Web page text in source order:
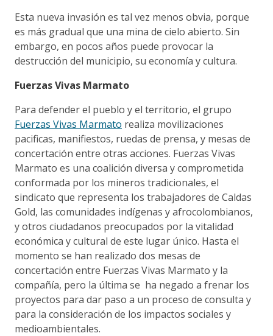
Esta nueva invasión es tal vez menos obvia, porque
es más gradual que una mina de cielo abierto. Sin
embargo, en pocos años puede provocar la
destrucción del municipio, su economía y cultura.
Fuerzas Vivas Marmato
Para defender el pueblo y el territorio, el grupo
Fuerzas Vivas Marmato realiza movilizaciones
pacificas, manifiestos, ruedas de prensa, y mesas de
concertación entre otras acciones. Fuerzas Vivas
Marmato es una coalición diversa y comprometida
conformada por los mineros tradicionales, el
sindicato que representa los trabajadores de Caldas
Gold, las comunidades indígenas y afrocolombianos,
y otros ciudadanos preocupados por la vitalidad
económica y cultural de este lugar único. Hasta el
momento se han realizado dos mesas de
concertación entre Fuerzas Vivas Marmato y la
compañía, pero la última se ha negado a frenar los
proyectos para dar paso a un proceso de consulta y
para la consideración de los impactos sociales y
medioambientales.